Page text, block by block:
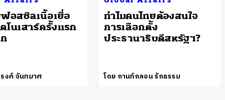
อสซิลเนื้อเยื่อ
โนเสาร์ครั้งแรก
งค์ จันทมาศ
ทำไมคนไทยต้องสนใจ
การเลือกตั้ง
ประธานาธิบดีสหรัฐฯ?
โดย กานท์กลอน รักธรรม